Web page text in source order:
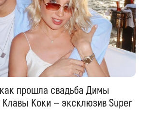
прошла свадьба Димы
Коки — эксклюзив Super